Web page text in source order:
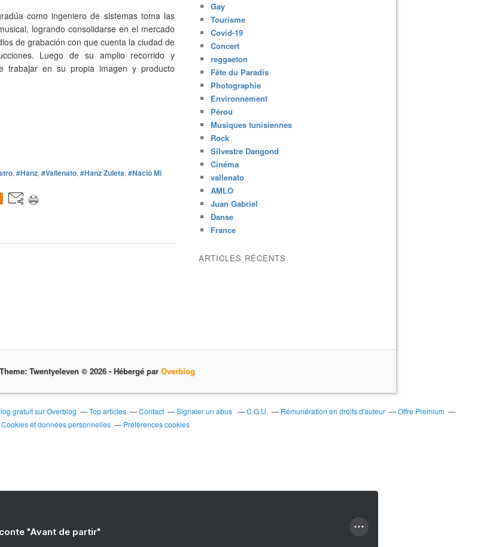
como ingeniero de sistemas toma las
logrando consolidarse en el mercado
de grabación con que cuenta la ciudad de
Luego de su amplio recorrido y
trabajar en su propia imagen y producto
, #Hanz, #Vallenato, #Hanz Zuleta, #Nació Mi
Gay
Tourisme
Covid-19
Concert
reggaeton
Fête du Paradis
Photographie
Environnement
Pérou
Musiques tunisiennes
Rock
Silvestre Dangond
Cinéma
vallenato
AMLO
Juan Gabriel
Danse
France
ARTICLES RÉCENTS
Theme: Twentyeleven © 2026 - Hébergé par Overblog
gratuit sur Overblog Top articles Contact Signaler un abus C.G.U. Rémunération en droits d'auteur
Offre Premium
Cookies et données personnelles
Préférences cookies
"Avant de partir"